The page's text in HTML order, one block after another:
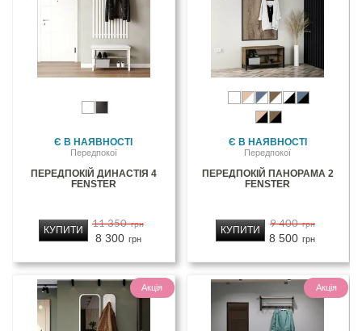
Є В НАЯВНОСТІ
Передпокої
ПЕРЕДПОКІЙ ДИНАСТІЯ 4
FENSTER
11 350 грн
8 300 грн
КУПИТИ
Є В НАЯВНОСТІ
Передпокої
ПЕРЕДПОКІЙ ПАНОРАМА 2
FENSTER
9 400 грн
8 500 грн
КУПИТИ
Акція Акція